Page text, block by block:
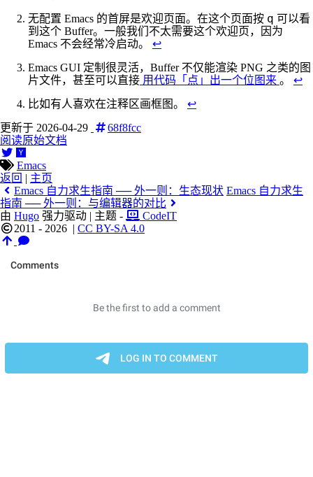
无配置 Emacs 的首屏是欢迎页面。在这个页面按 q 可以看
到这个 Buffer。一般我们不太需要这个欢迎页，因为
Emacs 不会经常冷启动。 ↩︎
Emacs GUI 定制很灵活，Buffer 不仅能渲染 PNG 之类的图
片文件，甚至可以直接 用代码「点」出一个位图来 。 ↩︎
比如有人喜欢在注释区画框图。 ↩︎
更新于 2026-04-29
68f8fcc
阅读原始文档
Emacs
返回 | 主页
Emacs 自力求生指南 ── 外一则：生态现状 Emacs 自力求生
指南 ── 外一则：与编辑器的对比
由 Hugo 强力驱动 | 主题 -
CodeIT
2011 - 2026 | CC BY-SA 4.0